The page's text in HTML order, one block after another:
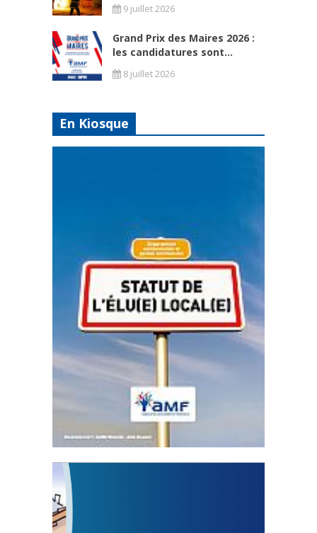
9 juillet 2026
Grand Prix des Maires 2026 :
les candidatures sont...
8 juillet 2026
En Kiosque
Statut de l’élu local
3 avril 2024
Mise à jour avril 2024
FEUILLETER